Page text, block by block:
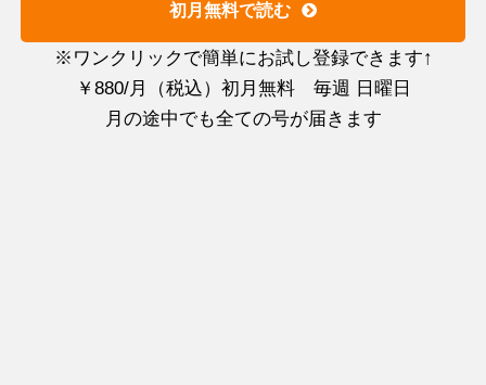
初月無料で読む
※ワンクリックで簡単にお試し登録できます↑
￥880/月（税込）初月無料 毎週 日曜日
月の途中でも全ての号が届きます